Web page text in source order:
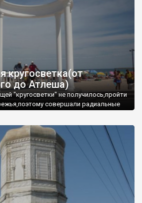
кругосветка(от
до Атлеша)
"кругосветки" не получилось,пройти
совершали радиальные